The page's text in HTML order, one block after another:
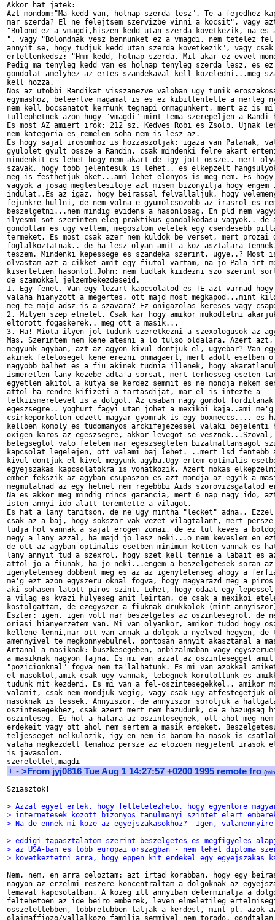
Akkor hat jatek:
Azt mondom:"Ma kedd van, holnap szerda lesz". Te a fejedhez
mar szerda? El ne felejtsem szervizbe vinni a kocsit", vagy azt
"Bolond ez a vmagdi,hiszen kedd utan szerda kovetkezik, na es
", vagy "Bolondnak vesz bennunket ez a vmagdi, nem tetelez
annyit se, hogy tudjuk kedd utan szerda kovetkezik", vagy csak
ertetlenkedsz: "Hmm kedd, holnap szerda. Mit akar ez evvel
Pedig ma tenyleg kedd van es holnap tenyleg szerda lesz, es ez
gondolat amelyhez az ertes szandekaval kell kozeledni...meg
kell hozza.
Nos az utobbi Randikat visszanezve valoban ugy tunik
egymashoz, beleertve magamat is es ez kibillentette a merleg
nem kell bocsanatot kernunk tegnapi onmagunkert, mert az is
tullephetnek azon hogy "vmagdi" mint tema szerepeljen a Randi
Es most AZ amiert irok: 212 sz. Kedves Robi es Zsolo. Ujnak
nem kategoria es remelem soha nem is lesz az.
Es hogy sajat irosomhoz is hozzaszoljak: igaza van Palanak,
gyulolet gyult ossze a Randin, csak mindenki felre akart
mindenkit es lehet hogy nem akart de igy jott ossze.. mert
szavak, hogy tobb jelentesuk is lehet.. es elkepzelt
meg is festhetjuk oket...ami lehet elonyos is meg nem. Es hogy
vagyok a josag megtestesitoje azt misem bizonyitja hogy
indulat..Es az igaz, hogy beirassal felvallaljuk, hogy
fejunkre hullni, de nem volna e gyumolcsozobb az irasrol es
beszelgetni...nem mindig evidens a hasonlosag. En pld nem
ilyesmi sot szerintem eleg praktikus gondolkodasu vagyok.. de
gondoltam es ugy veltem, megosztom veletek egy csendesebb
termeket. Es most csak azer nem kuldok be verset, mert prozai
foglalkoztatnak.. de ha lesz olyan amit a koz asztalara
teszem. Mindenki kepessege es szandeka szerint, ugye..?
olvastam azt a cikket amit egy fiutol vartam, na jo Pala irt
kisertetien hasonlot.John: nem tudlak kiidezni szo szerint
de szamokkal jelzembekezdeseid.
1. Egy fenet. Van egy lezart kapcsolatod es TE azt varnad
valaha hianyzott a megertes, ott majd most megkapod...mint
meg te majd adsz is a szavara? Ez onigazolas kereses vagy
2. Milyen szep elmelet. Csak kar hogy amikor mukodtetni
eltorott fogaskerek.. meg ott a masik...
3. Ha! Miota ilyen jol tudunk szeretkezni a szexologusok az
Mas. Szerintem nem kene atesni a lo tulso oldalara. Azert
megyunk agyban, azt az agyon kivul dontjuk el, ugyebar? Van
akinek feleloseget kene erezni onmagaert, mert adott esetben
nagyobb balhet es a fiu akinek tudnia illenek, hogy
ismeretlen lany kezebe adta a sorsat, mert terhesseg eseten
egyetlen akitol a kutya se kerdez semmit es ne mondja nekem
attol ha rendre kifizeti a tartasdijat, mar el is intezte a
lelkiismeretevel is a dolgot. Az usaban nagy gondot forditanak
egeszsegre.. yoghurt fagyi utan johet a mexikoi kaja..ami me'g
csirkeporkolton edzett magyar gyomrak is egy boxmeccs.... es
kelloen komoly es tudomanyos arckifejezessel valaki bejelenti
oxigen karos az egeszsegre, akkor levegot se
betegsegtol valo felelem mar egeszsegtelen bizalmatlansagot
kapcsolat legelejen, ott valami baj lehet. ..mert lsd fentebb
kivul dontjuk el kivel megyunk agyba.Ugy ertem optimalis
egyejszakas kapcsolatokra is vonatkozik. Azert mokas
ember fekszik az agyban csupaszon es azt mondja az egyik a
megmutatnad az egy hetnel nem regebbbi Aids szorovizsgalatod
Na es akkor meg mindig nincs garancia, mert 6 nap nagy ido,
isten annyi ido alatt teremtette a vilagot.
Es hat a lany tanitson, de ne ugy mintha "lecket" adna.. Ezzel
csak az a baj, hogy sokszor vak vezet vilagtalant, mert
tudja hol vannak a sajat erogen zonai, de ez tul keves a
megy a lany azzal, ha majd jo lesz neki...o nem keveslem en
de ott az agyban optimalis esetben minimum ketten vannak es
lany annyit tud a szexrol, hogy szet kell tennie a labait es
attol jo a fiunak, ha jo neki...engem a beszelgetesek soran az
igenytelenseg dobbent meg es az az igenytelenseg ahogy a
me'g ezt azon egyszeru oknal fogva, hogy magyarazd meg a
aki sohasem latott piros szint. Lehet, hogy odaat egy
a vilag es kvazi hulyeseg amit leirtam, de csak a mexikoi
kostolgattam, de ezegyszer a fiuknak drukkolok (mint
Eszter: igen, igen volt mar beszelgetes az oszintesegrol, de
oriasi hianyerzetem van. Mi van olyankor, amikor tudod hogy
kellene lenni,mar ott van annak a dolgok a nyelved hegyen, de
amennyivel te megkonnyebulnel, pontosan annyit akasztanal a
Artanal a masiknak: buszkesegeben, onbizalmaban vagy
a masiknak nagyon fajna. Es mi van azzal az oszinteseggel amit
"pozicionknal" fogva nem ta'lalhatunk. Es mi van azokkal
el masoktol,amik csak ugy vannak, lebegnek korulottunk es
tudunk mit kezdeni. Es mi van a fel-oszintesegekkel.. amikor
valamit, csak nem mondjuk vegig, vagy csak ugy atfestegetjuk
masoknak is tessek. Annyiszor, de annyiszor soroljuk a
oszintesegekhez, csak azert mert nem hazudunk, de a hazugsag
oszinteseg. Es hol a hatara az oszintesegnek, ott ahol meg nem
erdekeit vagy ott ahol nem sertem a masik erdeket.
teljesseget nelkulozik, igy en nem is banom ha masok is
valaha megkezdett temahoz persze az elozoen megjelent irasok
is javasolom.
+ - >From jyj0816 Tue Aug 1 14:27:57 +0200 1995 remote fro (
Sziasztok!
> Azzal egyet ertek, hogy feltetelezheto, hogy egyenlore
> internetesek kozott bizonyos tanulmanyi szintet elert
> Na de ennek mi koze az egyejszakasokhoz?  Igen,
> eddigi tapasztalatom szerint beszelgetes es megfigyeles
> az USA-ban es tobb europai orszagban - nem lehet diploma
> kovetkeztetni arra, hogy eppen kit erdekel egy egyejszakas
Nem, nem, en arra celoztam: azt irtad korabban, hogy egy
nagyon az erzelmi reszere koncentraltam a dolgoknak az
temaval kapcsolatban. A kozeg itt annyiban determinalja a
feltehetoen az ide beiro emberek, leven elmeletileg
osszetettebben, tobbretubben latjak a kerdest, mint pl. azok
olajmaffiozo/vallalkozo familia semmivel nem torodo,